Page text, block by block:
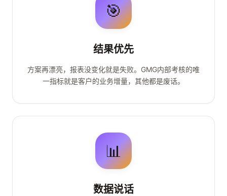
🎯
结果优先
方案再漂亮，报表没变化就是失败。GMG内部考核的唯
一指标就是客户的业务增量，其他都是废话。
📊
数据说话